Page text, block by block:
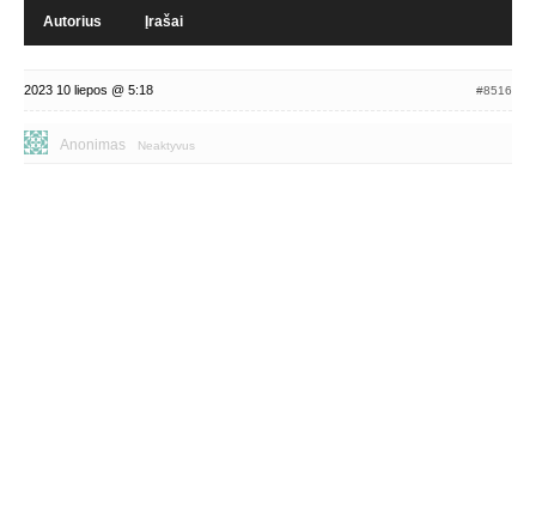
Autorius Įrašai
2023 10 liepos @ 5:18 #8516
Anonimas Neaktyvus